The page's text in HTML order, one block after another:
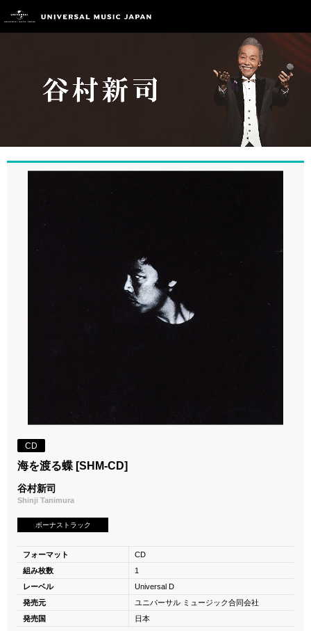
CD
海を渡る蝶 [SHM-CD]
谷村新司
Shinji Tanimura
ボーナストラック
フォーマット
CD
組み枚数
1
レーベル
Universal D
発売元
ユニバーサル ミュージック合同会社
発売国
日本